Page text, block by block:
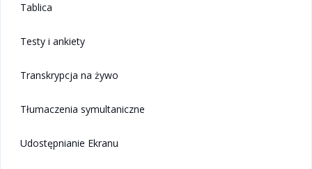
Tablica
Testy i ankiety
Transkrypcja na żywo
Tłumaczenia symultaniczne
Udostępnianie Ekranu